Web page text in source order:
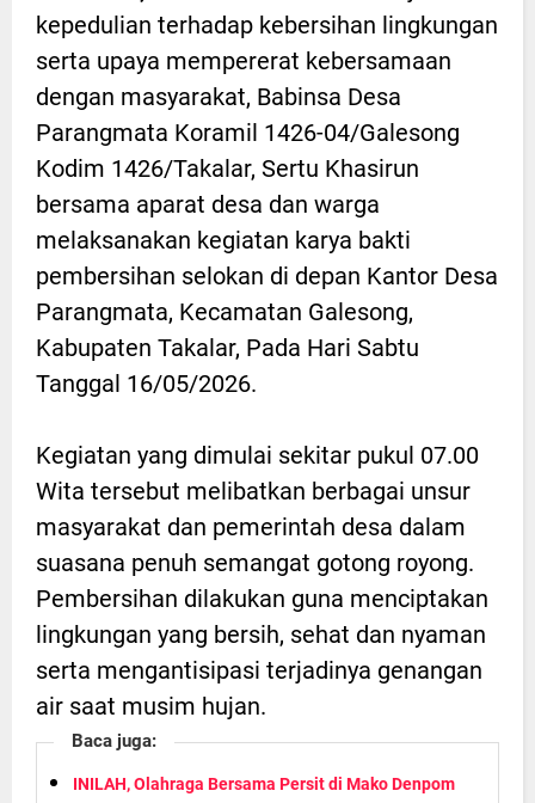
kepedulian terhadap kebersihan lingkungan
serta upaya mempererat kebersamaan
dengan masyarakat, Babinsa Desa
Parangmata Koramil 1426-04/Galesong
Kodim 1426/Takalar, Sertu Khasirun
bersama aparat desa dan warga
melaksanakan kegiatan karya bakti
pembersihan selokan di depan Kantor Desa
Parangmata, Kecamatan Galesong,
Kabupaten Takalar, Pada Hari Sabtu
Tanggal 16/05/2026.
Kegiatan yang dimulai sekitar pukul 07.00
Wita tersebut melibatkan berbagai unsur
masyarakat dan pemerintah desa dalam
suasana penuh semangat gotong royong.
Pembersihan dilakukan guna menciptakan
lingkungan yang bersih, sehat dan nyaman
serta mengantisipasi terjadinya genangan
air saat musim hujan.
Baca juga:
INILAH, Olahraga Bersama Persit di Mako Denpom